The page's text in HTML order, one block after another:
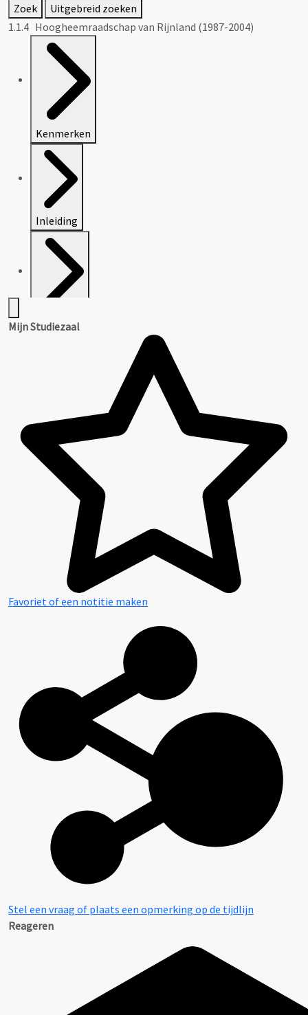
Zoek
Uitgebreid zoeken
1.1.4 Hoogheemraadschap van Rijnland (1987-2004)
Kenmerken
Inleiding
Mijn Studiezaal
Favoriet of een notitie maken
Stel een vraag of plaats een opmerking op de tijdlijn
Reageren